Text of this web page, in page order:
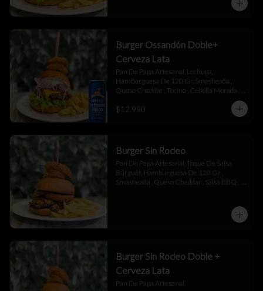
Burger Ossandón Doble+
Cerveza Lata
Pan De Papa Artesanal, Lechuga,
Hamburguesa De 120 Gr, Smasheada ,
Queso Cheddar , Tocino , Cebolla Morada ,
$12.990
Burger Sin Rodeo
Pan De Papa Artesanal, Toque De Salsa
Búrguer, Hamburguesa De 120 Gr ,
Smasheada , Queso Cheddar , Salsa BBQ ,
Burger Sin Rodeo Doble +
Cerveza Lata
Pan De Papa Artesanal.